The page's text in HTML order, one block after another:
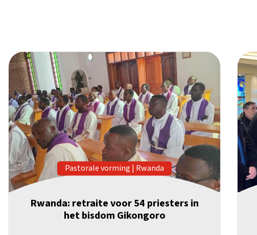
Pastorale vorming | Rwanda
Rwanda: retraite voor 54 priesters in
het bisdom Gikongoro